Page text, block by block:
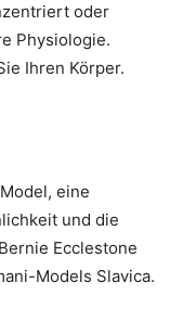
oder
Physiologie.
Ihren Körper.
eine
und die
Ecclestone
Models Slavica.